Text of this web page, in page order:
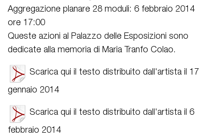
Aggregazione planare 28 moduli: 6 febbraio 2014
ore 17:00
Queste azioni al Palazzo delle Esposizioni sono
dedicate alla memoria di Maria Tranfo Colao.
Scarica qui il testo distribuito dall'artista il 17
gennaio 2014
Scarica qui il testo distribuito dall'artista il 6
febbraio 2014